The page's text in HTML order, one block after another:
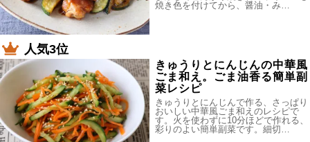
焼き色を付けてから、醤油・み…
人気3位
きゅうりとにんじんの中華風
ごま和え。ごま油香る簡単副
菜レシピ
きゅうりとにんじんで作る、さっぱり
おいしい中華風ごま和えのレシピで
す。火を使わずに10分ほどで作れる、
彩りのよい簡単副菜です。細切…